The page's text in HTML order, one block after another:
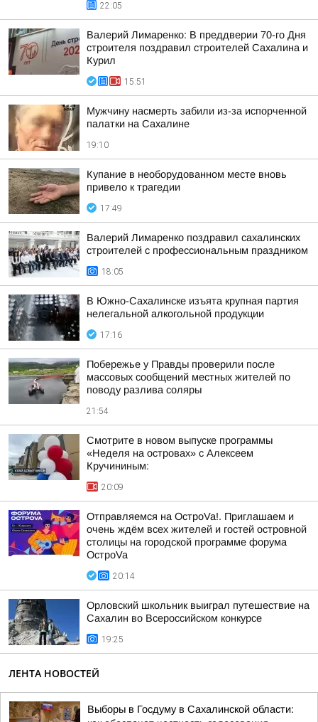
22:05
Валерий Лимаренко: В преддверии 70-го Дня
строителя поздравил строителей Сахалина и
Курил
15:51
Мужчину насмерть забили из-за испорченной
палатки на Сахалине
19:10
Купание в необорудованном месте вновь
привело к трагедии
17:49
Валерий Лимаренко поздравил сахалинских
строителей с профессиональным праздником
18:05
В Южно-Сахалинске изъята крупная партия
нелегальной алкогольной продукции
17:16
Побережье у Правды проверили после
массовых сообщений местных жителей по
поводу разлива соляры
21:54
Смотрите в новом выпуске программы
«Неделя на островах» с Алексеем
Кручининым:
20:09
Отправляемся на ОстроVa!. Приглашаем и
очень ждём всех жителей и гостей островной
столицы на городской программе форума
ОстроVa
20:14
Орловский школьник выиграл путешествие на
Сахалин во Всероссийском конкурсе
19:25
ЛЕНТА НОВОСТЕЙ
Выборы в Госдуму в Сахалинской области: